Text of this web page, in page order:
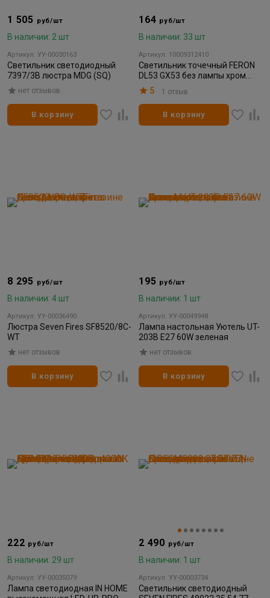
1 505 руб/шт
В наличии: 2 шт
Артикул: УУ-00030163
Светильник светодиодный
7397/3B люстра MDG (SQ)
нет отзывов
В корзину
164 руб/шт
В наличии: 33 шт
Артикул: 10009312410
Светильник точечный FERON
DL53 GX53 без лампы хром
(для натяжных потолков)
5 1 отзыв
В корзину
8 295 руб/шт
В наличии: 4 шт
Артикул: УУ-00036490
Люстра Seven Fires SF8520/8C-
WT
нет отзывов
В корзину
195 руб/шт
В наличии: 1 шт
Артикул: УУ-00049948
Лампа настольная Уютель UT-
203B E27 60W зеленая
нет отзывов
В корзину
222 руб/шт
В наличии: 29 шт
Артикул: УУ-00035079
Лампа светодиодная IN HOME
2 490 руб/шт
В наличии: 1 шт
Артикул: УУ-00003734
Светильник светодиодный